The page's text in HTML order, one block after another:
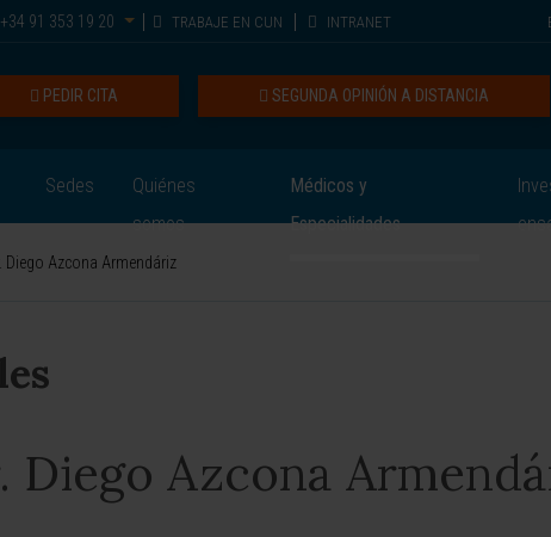
+34 91 353 19 20 TRABAJE EN CUN INTRANET
SEGUNDA OPINIÓN A DISTANCIA
PEDIR CITA
Sedes
Quiénes
somos
Médicos y
Especialidades
Diego Azcona Armendáriz
Diego Azcona